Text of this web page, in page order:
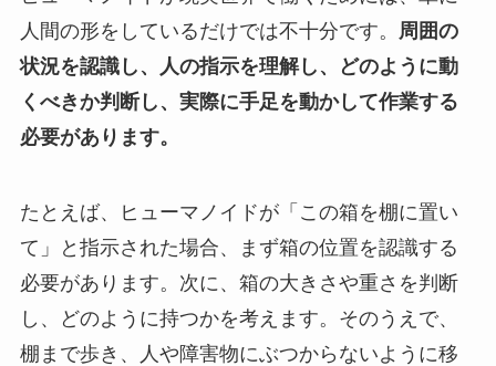
人間の形をしているだけでは不十分です。 周囲の
状況を認識し、人の指示を理解し、どのように動
くべきか判断し、実際に手足を動かして作業する
必要があります。
たとえば、ヒューマノイドが「この箱を棚に置い
て」と指示された場合、まず箱の位置を認識する
必要があります。次に、箱の大きさや重さを判断
し、どのように持つかを考えます。そのうえで、
棚まで歩き、人や障害物にぶつからないように移